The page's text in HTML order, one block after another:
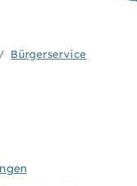
Bürgerservice